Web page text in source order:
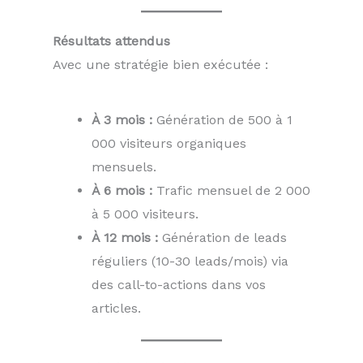
Résultats attendus
Avec une stratégie bien exécutée :
À 3 mois : Génération de 500 à 1
000 visiteurs organiques
mensuels.
À 6 mois : Trafic mensuel de 2 000
à 5 000 visiteurs.
À 12 mois : Génération de leads
réguliers (10-30 leads/mois) via
des call-to-actions dans vos
articles.